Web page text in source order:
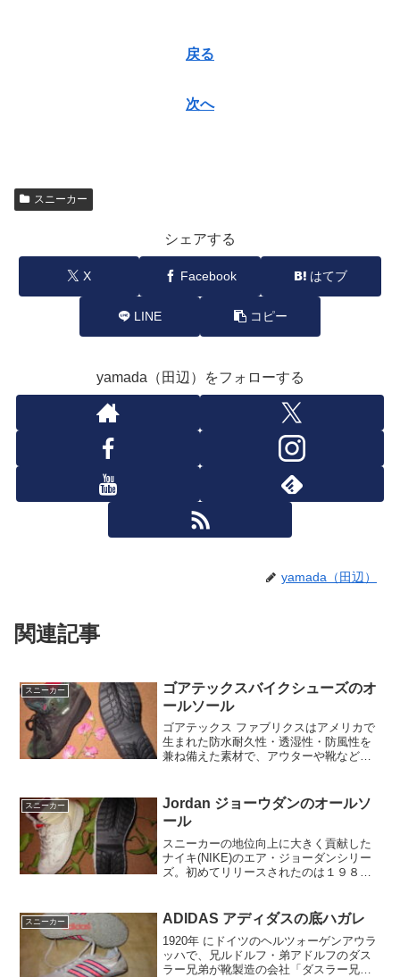
戻る
次へ
スニーカー
シェアする
X Facebook はてブ
LINE コピー
yamada（田辺）をフォローする
yamada（田辺）
関連記事
スニーカー
ゴアテックスバイクシューズのオ
ールソール
ゴアテックス ファブリクスはアメリカで
生まれた防水耐久性・透湿性・防風性を
兼ね備えた素材で、アウターや靴などに
と靴に使って欲しい素材です。
スニーカー
Jordan ジョーウダンのオールソ
ール
スニーカーの地位向上に大きく貢献した
ナイキ(NIKE)のエア・ジョーダンシリー
ズ。初めてリリースされたのは１９８５
れておりました。家族4人でエアーマック
スを履いて吉祥寺東急に行った事を思い
出しす。
スニーカー ADIDAS アディダスの底ハガレ
1920年 にドイツのヘルツォーゲンアウラ
ッハで、兄ルドルフ・弟アドルフのダス
ラー兄弟が靴製造の会社「ダスラー兄弟